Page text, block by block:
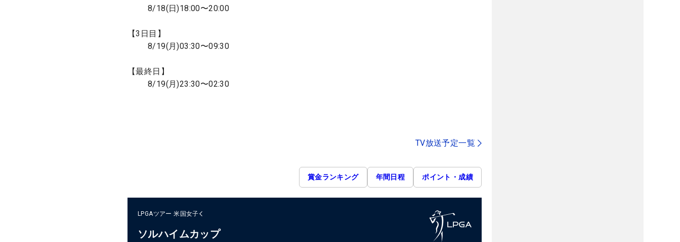
8/18(日)18:00〜20:00
【3日目】
8/19(月)03:30〜09:30
【最終日】
8/19(月)23:30〜02:30
TV放送予定一覧
賞金ランキング 年間日程 ポイント・成績
LPGAツアー 米国女子
ソルハイムカップ